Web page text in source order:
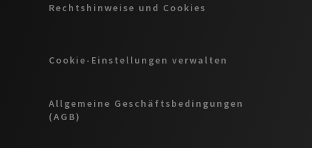
Rechtshinweise und Cookies
Cookie-Einstellungen verwalten
Allgemeine Geschäftsbedingungen
(AGB)